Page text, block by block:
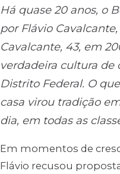
Há quase 20 anos, o
por Flávio
Cavalcante, 43, em
verdadeira cultura de
Distrito Federal. O
casa virou tradição
dia, em todas as
Em momentos de
Flávio recusou